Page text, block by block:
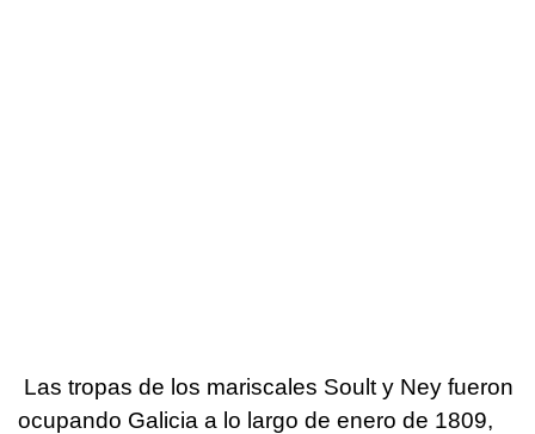
Las tropas de los mariscales Soult y Ney fueron
ocupando Galicia a lo largo de enero de 1809,